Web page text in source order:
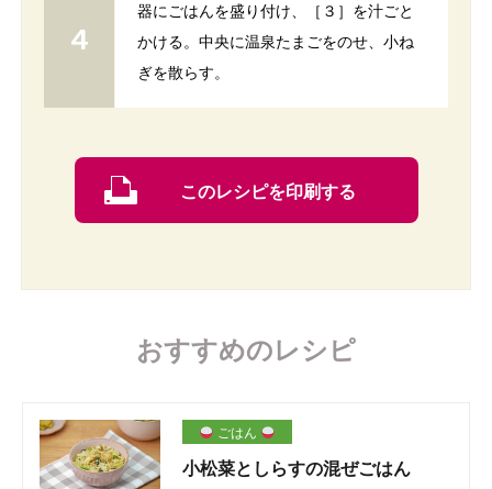
器にごはんを盛り付け、［３］を汁ごと
かける。中央に温泉たまごをのせ、小ね
ぎを散らす。
このレシピを印刷する
おすすめのレシピ
ごはん
小松菜としらすの混ぜごはん